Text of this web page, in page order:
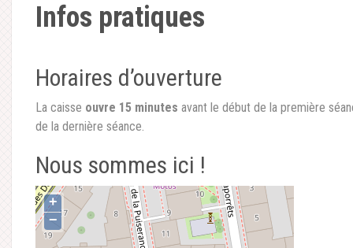
Infos pratiques
Horaires d’ouverture
La caisse ouvre 15 minutes avant le début de la première
de la dernière séance.
Nous sommes ici !
+
−